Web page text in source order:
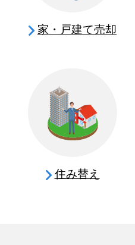
家・戸建て売却
住み替え